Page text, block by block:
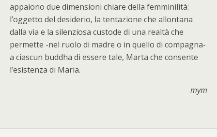
appaiono due dimensioni chiare della femminilità:
l’oggetto del desiderio, la tentazione che allontana
dalla via e la silenziosa custode di una realtà che
permette -nel ruolo di madre o in quello di compagna-
a ciascun buddha di essere tale, Marta che consente
l’esistenza di Maria.
mym